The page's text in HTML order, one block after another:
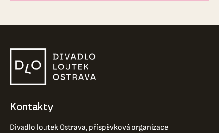
Kontakty
Divadlo loutek Ostrava, příspěvková organizace